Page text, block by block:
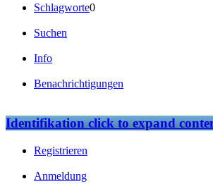
Schlagworte0
Suchen
Info
Benachrichtigungen
Identifikationclick to expand
Registrieren
Anmeldung